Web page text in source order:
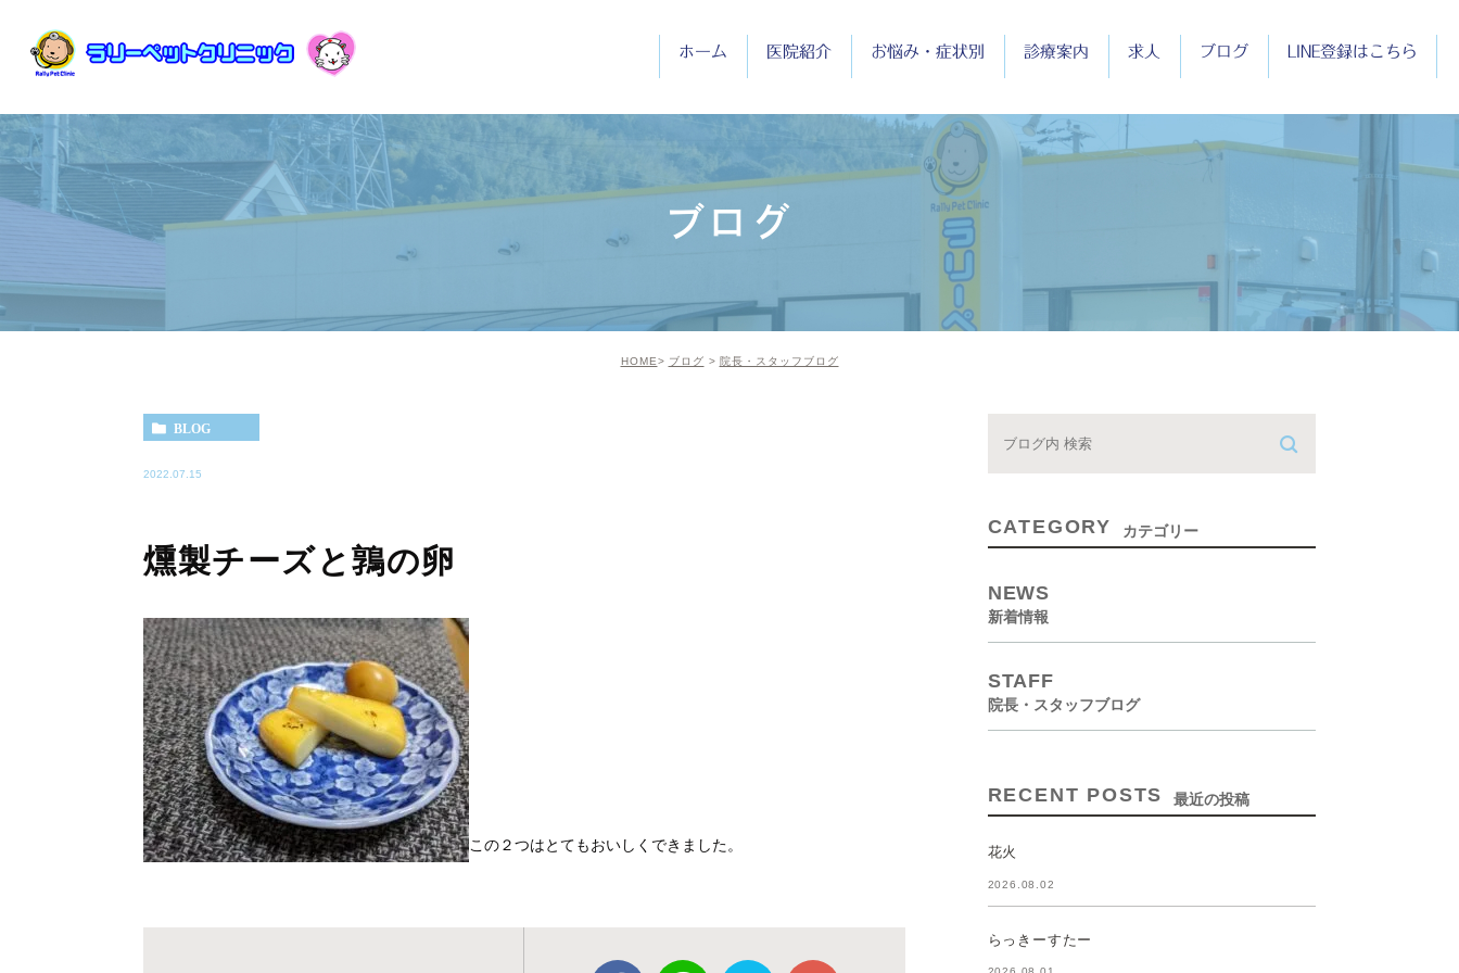
ホーム 医院紹介
院長紹介
診療時間
お悩み・症状別 診療案内 求人 ブログ LINE登録はこちら
ブログ
HOME ブログ 院長・スタッフブログ
BLOG
2022.07.15
燻製チーズと鶉の卵
この２つはとてもおいしくできました。
CATEGORY カテゴリー
NEWS
新着情報
STAFF
院長・スタッフブログ
RECENT POSTS 最近の投稿
花火
2026.08.02
らっきーすたー